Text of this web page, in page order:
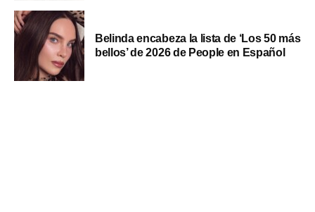
Belinda encabeza la lista de ‘Los 50 más
bellos’ de 2026 de People en Español